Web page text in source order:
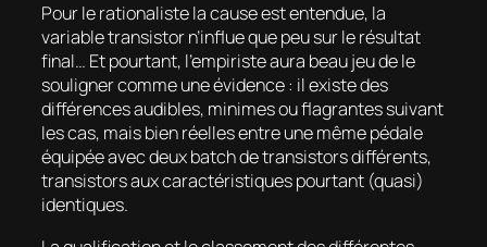
Pour le rationaliste la cause est entendue, la
variable transistor n’influe que peu sur le résultat
final… Et pourtant, l’empiriste aura beau jeu de le
souligner comme une évidence : il existe des
différences audibles, minimes ou flagrantes suivant
les cas, mais bien réelles entre une même pédale
équipée avec deux batch de transistors différents,
transistors aux caractéristiques pourtant (quasi)
identiques.